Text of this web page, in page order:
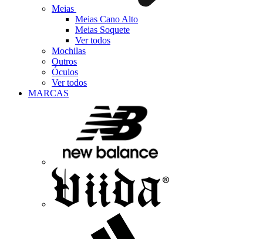
Meias
Meias Cano Alto
Meias Soquete
Ver todos
Mochilas
Outros
Óculos
Ver todos
MARCAS